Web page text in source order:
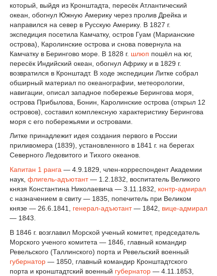
который, выйдя из Кронштадта, пересёк Атлантический
океан, обогнул Южную Америку через пролив Дрейка и
направился на север в Русскую Америку. В 1827 г.
экспедиция посетила Камчатку, остров Гуам (Марианские
острова), Каролинские острова и снова повернула на
Камчатку в Берингово море. В 1828 г. шлюп пошёл на юг,
пересёк Индийский океан, обогнул Африку и в 1829 г.
возвратился в Кронштадт. В ходе экспедиции Литке собрал
обширный материал по океанографии, метеорологии,
навигации, описал западное побережье Берингова моря,
острова Прибылова, Бонин, Каролинские острова (открыл 12
островов), составил комплексную характеристику Берингова
моря с его побережьями и островами.
Литке принадлежит идея создания первого в России
приливомера (1839), установленного в 1841 г. на берегах
Северного Ледовитого и Тихого океанов.
Капитан 1 ранга — 4.9.1829, член-корреспондент Академии
наук, флигель-адъютант— 1.2.1832, воспитатель Великого
князя Константина Николаевича — 3.11.1832, контр-адмирал
с назначением в свиту — 1835, попечитель при Великом
князе — 26.6.1841, генерал-адъютант— 1842, вице-адмирал
— 1843.
В 1846 г. возглавил Морской ученый комитет, председатель
Морского ученого комитета — 1846, главный командир
Ревельского (Таллинского) порта и Ревельский военный
губернатор — 1850, главный командир Кронштадтского
порта и кронштадтский военный губернатор — 4.11.1853,